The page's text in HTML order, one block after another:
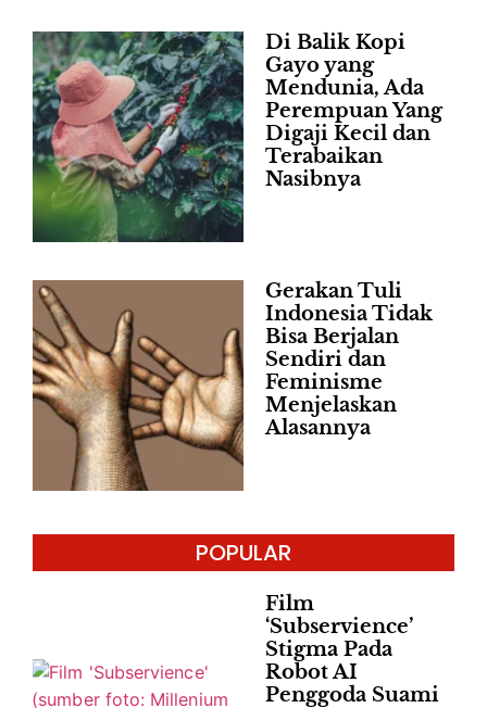
Di Balik Kopi
Gayo yang
Mendunia, Ada
Perempuan Yang
Digaji Kecil dan
Terabaikan
Nasibnya
Gerakan Tuli
Indonesia Tidak
Bisa Berjalan
Sendiri dan
Feminisme
Menjelaskan
Alasannya
POPULAR
Film
‘Subservience’
Stigma Pada
Robot AI
Penggoda Suami